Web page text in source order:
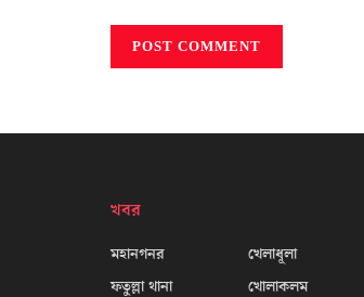
খবর
মহানগনর
ফতুল্লা থানা
খেলাধূলা
খোলাকলম